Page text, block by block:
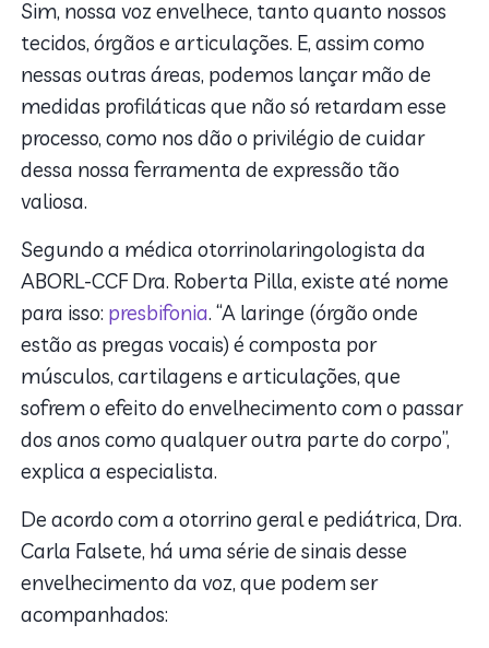
Sim, nossa voz envelhece, tanto quanto nossos
tecidos, órgãos e articulações. E, assim como
nessas outras áreas, podemos lançar mão de
medidas profiláticas que não só retardam esse
processo, como nos dão o privilégio de cuidar
dessa nossa ferramenta de expressão tão
valiosa.
Segundo a médica otorrinolaringologista da
ABORL-CCF Dra. Roberta Pilla, existe até nome
para isso: presbifonia. “A laringe (órgão onde
estão as pregas vocais) é composta por
músculos, cartilagens e articulações, que
sofrem o efeito do envelhecimento com o passar
dos anos como qualquer outra parte do corpo”,
explica a especialista.
De acordo com a otorrino geral e pediátrica, Dra.
Carla Falsete, há uma série de sinais desse
envelhecimento da voz, que podem ser
acompanhados: